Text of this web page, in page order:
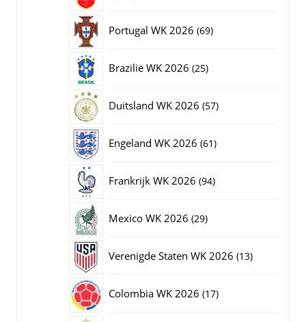
Portugal WK 2026 6969
Brazilië WK 2026 2525
Duitsland WK 2026 5757
Engeland WK 2026 6161
Frankrijk WK 2026 9494
Mexico WK 2026 2929
Verenigde Staten WK 2026 1313
Colombia WK 2026 1717